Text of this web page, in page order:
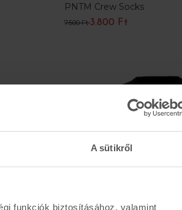
A sütikről
funkciók biztosításához, valamint
PNTM Crew Socks
7.500 Ft3.800 Ft